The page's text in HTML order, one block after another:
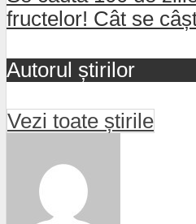
fructelor! Cât se
Autorul știrilor
Vezi toate știrile